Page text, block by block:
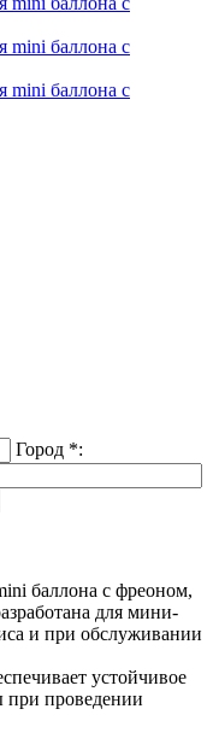
Город *:
баллона с фреоном,
для мини-
и при обслуживании
устойчивое
при проведении